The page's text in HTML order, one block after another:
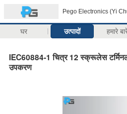
Pego Electronics (Yi
घर उत्पादों हमारे
IEC60884-1 चित्र 12 स्क्रूलेस
उपकरण